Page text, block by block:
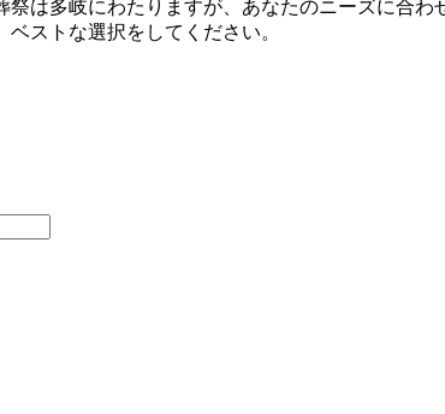
は多岐にわたりますが、あなたのニーズに合わ
ストな選択をしてください。